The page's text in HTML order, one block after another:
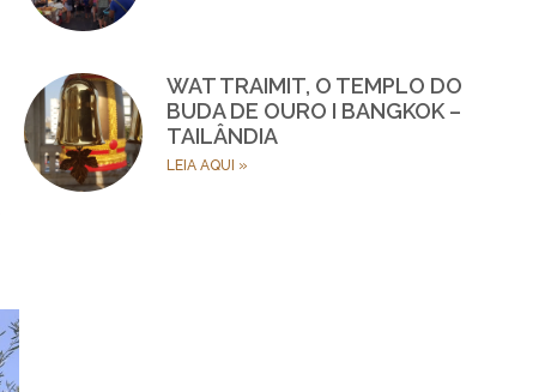
WAT TRAIMIT, O TEMPLO DO
BUDA DE OURO I BANGKOK –
TAILÂNDIA
LEIA AQUI »